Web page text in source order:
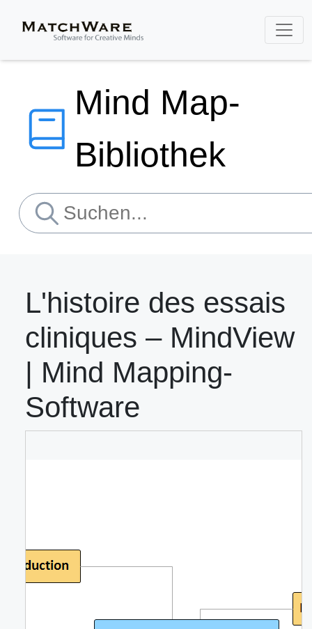
Mind Map-
Bibliothek
L'histoire des essais
cliniques – MindView
| Mind Mapping-
Software